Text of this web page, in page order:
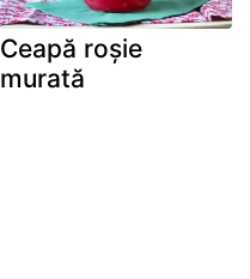
Ceapă roșie
murată